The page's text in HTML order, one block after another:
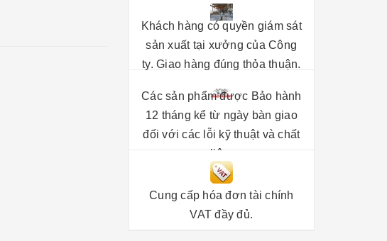
Khách hàng có quyền giám sát
sản xuất tại xưởng của Công
ty. Giao hàng đúng thỏa thuận.
Các sản phẩm được Bảo hành
12 tháng kể từ ngày bàn giao
đối với các lỗi kỹ thuật và chất
liệu.
Cung cấp hóa đơn tài chính
VAT đầy đủ.